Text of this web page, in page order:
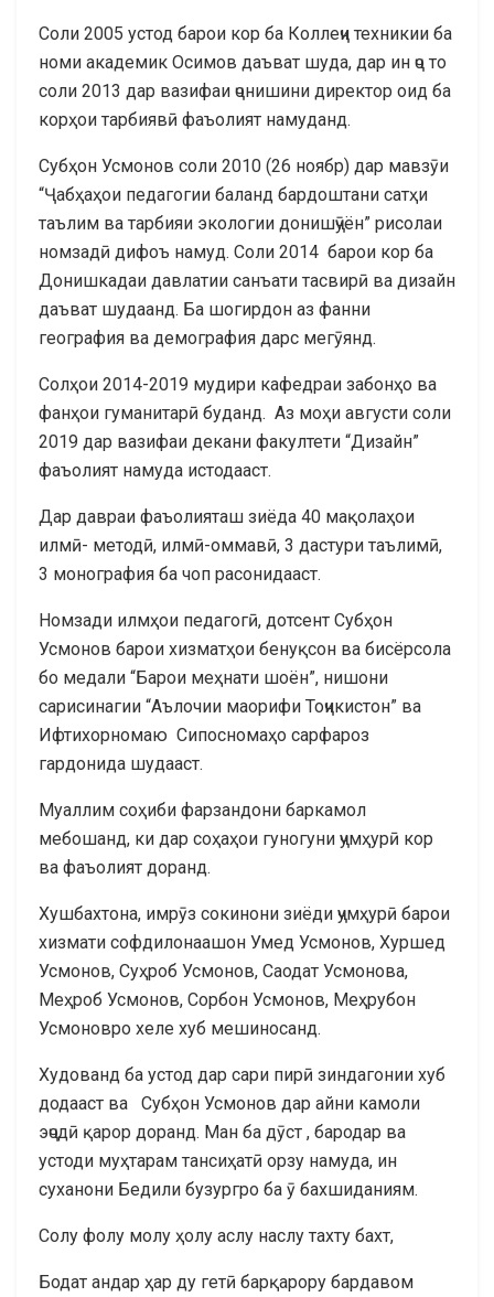
Соли 2005 устод барои кор ба Коллеҷи техникии ба
номи академик Осимов даъват шуда, дар ин ҷо то
соли 2013 дар вазифаи ҷонишини директор оид ба
корҳои тарбиявӣ фаъолият намуданд.
Субҳон Усмонов соли 2010 (26 ноябр) дар мавзӯи
“Ҷабҳаҳои педагогии баланд бардоштани сатҳи
таълим ва тарбияи экологии донишҷӯён” рисолаи
номзадӣ дифоъ намуд. Соли 2014 барои кор ба
Донишкадаи давлатии санъати тасвирӣ ва дизайн
даъват шудаанд. Ба шогирдон аз фанни
география ва демография дарс мегӯянд.
Солҳои 2014-2019 мудири кафедраи забонҳо ва
фанҳои гуманитарӣ буданд. Аз моҳи августи соли
2019 дар вазифаи декани факултети “Дизайн”
фаъолият намуда истодааст.
Дар давраи фаъолияташ зиёда 40 мақолаҳои
илмӣ- методӣ, илмӣ-оммавӣ, 3 дастури таълимӣ,
3 монография ба чоп расонидааст.
Номзади илмҳои педагогӣ, дотсент Субҳон
Усмонов барои хизматҳои бенуқсон ва бисёрсола
бо медали “Барои меҳнати шоён”, нишони
сарисинагии “Аълочии маорифи Тоҷикистон” ва
Ифтихорномаю Сипосномаҳо сарфароз
гардонида шудааст.
Муаллим соҳиби фарзандони баркамол
мебошанд, ки дар соҳаҳои гуногуни ҷумҳурӣ кор
ва фаъолият доранд.
Хушбахтона, имрӯз сокинони зиёди ҷумҳурӣ барои
хизмати софдилонаашон Умед Усмонов, Хуршед
Усмонов, Суҳроб Усмонов, Саодат Усмонова,
Меҳроб Усмонов, Сорбон Усмонов, Меҳрубон
Усмоновро хеле хуб мешиносанд.
Худованд ба устод дар сари пирӣ зиндагонии хуб
додааст ва Субҳон Усмонов дар айни камоли
эҷодӣ қарор доранд. Ман ба дӯст , бародар ва
устоди муҳтарам тансиҳатӣ орзу намуда, ин
суханони Бедили бузургро ба ӯ бахшиданиям.
Солу фолу молу ҳолу аслу наслу тахту бахт,
Бодат андар ҳар ду гетӣ барқарору бардавом